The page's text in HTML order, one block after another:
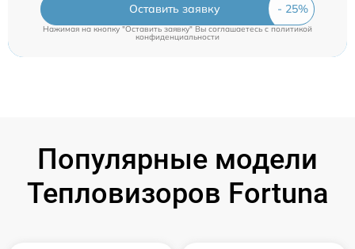
Оставить заявку
Нажимая на кнопку "Оставить заявку" Вы соглашаетесь cполитикой
конфиденциальности
Популярные модели
Тепловизоров Fortuna